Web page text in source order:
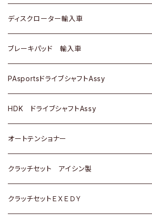
スバル
マツダ
三菱
スバル
ＢＥＮＺ
マツダ
三菱
スバル
ダイハツ
マツダ
三菱
スバル
日産
ダイハツ
マツダ
三菱
スバル
スズキ
日産
ダイハツ
マツダ
三菱
スバル
スズキ
日産
ダイハツ
マツダ
三菱
スバル
トヨタ
ホンダ
スズキ
日産
いすゞ
ダイハツ
マツダ
ディスクローター輸入車
ＡＵＤＩ
ＢＥＮＺ
ＢＭＷ
GOLF
ＷＡＧＥＮ
アストロ（シボレー）
ブレーキパッド 輸入車
ＢＥＮＺ
ＢＭＷ
ＷＡＧＥＮ
ＶＯＬＶＯ
PAsportsドライブシャフトAssy
トヨタ
ホンダ
スズキ
日産
HDK ドライブシャフトAssy
スズキ
ダイハツ
日産
オートテンショナー
トヨタ
クラッチセット アイシン製
ホンダ
クラッチセットＥＸＥＤＹ